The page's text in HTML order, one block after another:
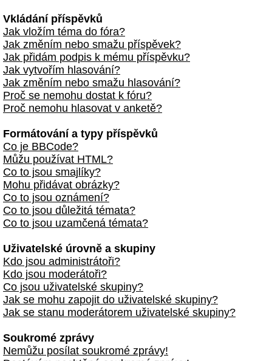
Vkládání příspěvků
Jak vložím téma do fóra?
Jak změním nebo smažu příspěvek?
Jak přidám podpis k mému příspěvku?
Jak vytvořím hlasování?
Jak změním nebo smažu hlasování?
Proč se nemohu dostat k fóru?
Proč nemohu hlasovat v anketě?
Formátování a typy příspěvků
Co je BBCode?
Můžu používat HTML?
Co to jsou smajlíky?
Mohu přidávat obrázky?
Co to jsou oznámení?
Co to jsou důležitá témata?
Co to jsou uzamčená témata?
Uživatelské úrovně a skupiny
Kdo jsou administrátoři?
Kdo jsou moderátoři?
Co jsou uživatelské skupiny?
Jak se mohu zapojit do uživatelské skupiny?
Jak se stanu moderátorem uživatelské skupiny?
Soukromé zprávy
Nemůžu posílat soukromé zprávy!